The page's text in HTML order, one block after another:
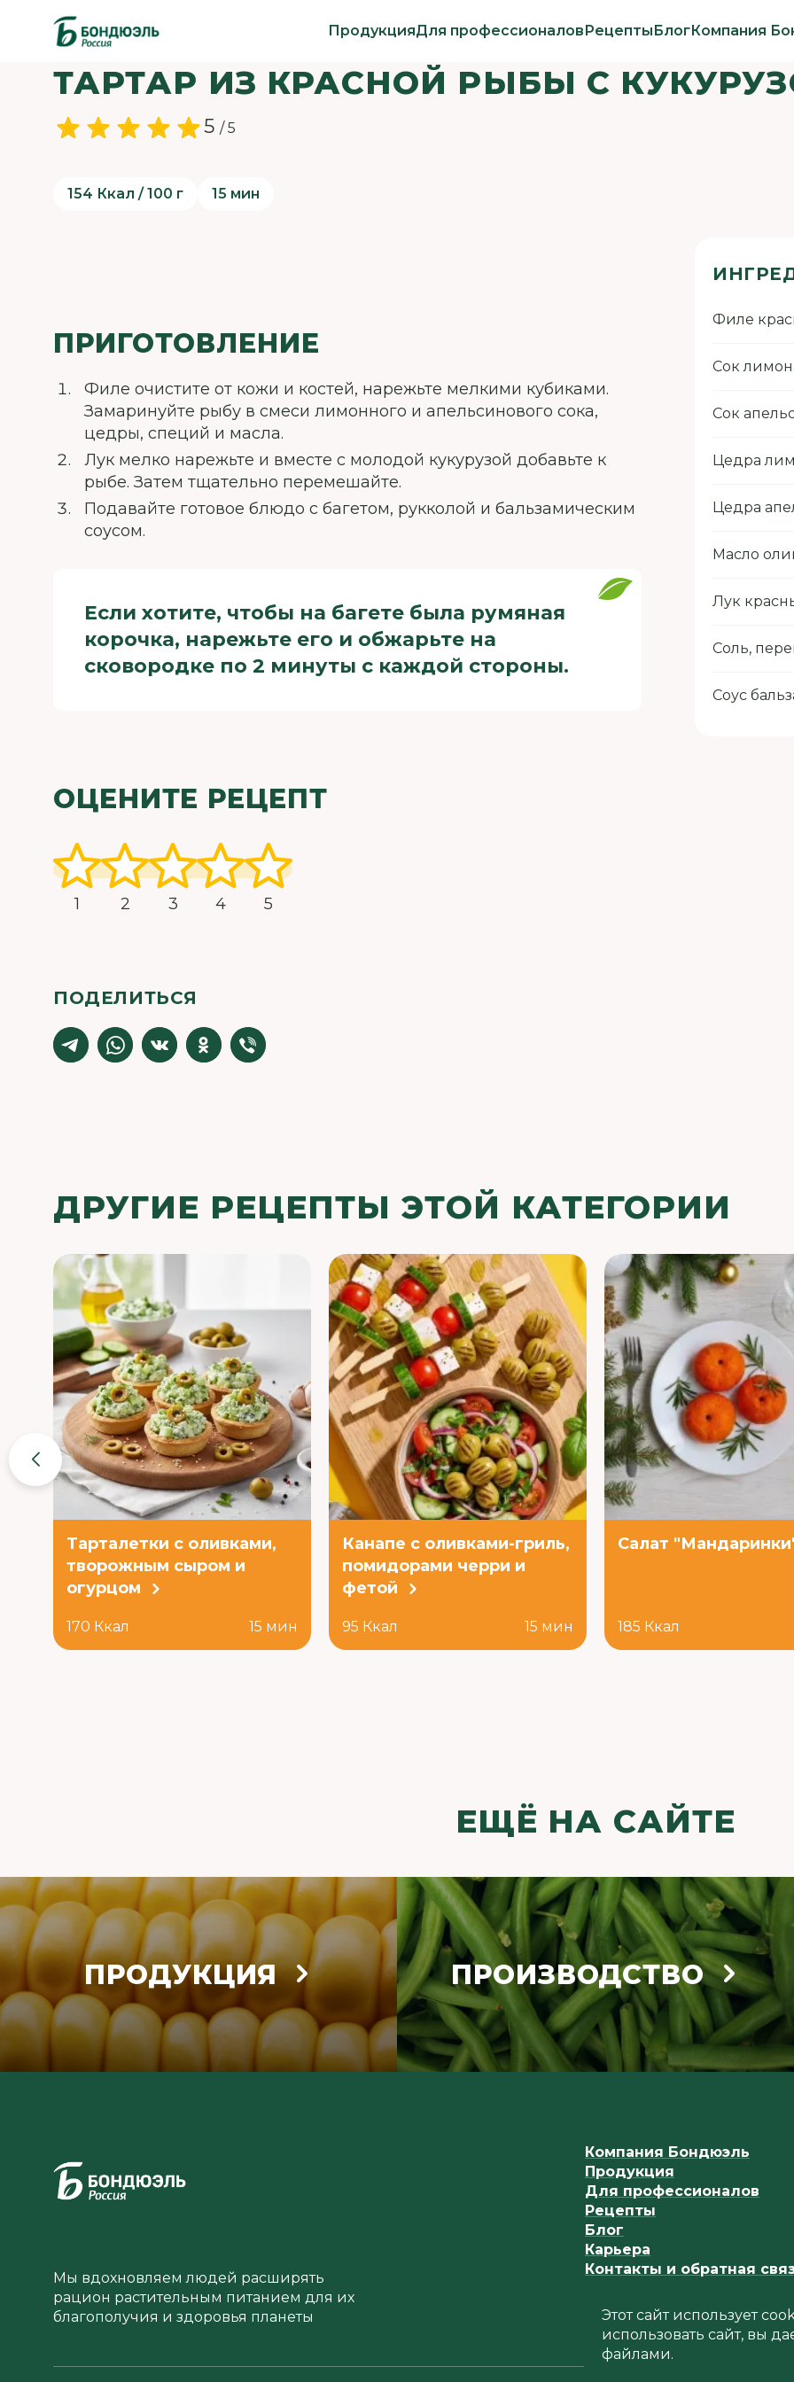
ПродукцияДля профессионаловРецептыБлогКомпания
ТАРТАР ИЗ КРАСНОЙ РЫБЫ С
5 / 5
154 Ккал / 100 г 15 мин
Филе
Сок
Сок
Цедра
Цедра
Масло
Лук
Соль,
Соус
ПРИГОТОВЛЕНИЕ
Филе очистите от кожи и костей, нарежьте мелкими кубиками.
Замаринуйте рыбу в смеси лимонного и апельсинового сока,
цедры, специй и масла.
Лук мелко нарежьте и вместе с молодой кукурузой добавьте к
рыбе. Затем тщательно перемешайте.
Подавайте готовое блюдо с багетом, рукколой и бальзамическим
соусом.
Если хотите, чтобы на багете была румяная
корочка, нарежьте его и обжарьте на
сковородке по 2 минуты с каждой стороны.
ОЦЕНИТЕ РЕЦЕПТ
1 2 3 4 5
ПОДЕЛИТЬСЯ
ДРУГИЕ РЕЦЕПТЫ ЭТОЙ КАТЕГОРИИ
Тарталетки с оливками,
творожным сыром и
огурцом
170 Ккал 15 мин
Канапе с оливками-гриль,
помидорами черри и
фетой
95 Ккал 15 мин
Салат
185 Ккал
ЕЩЁ НА САЙТЕ
ПРОДУКЦИЯ ПРОИЗВОДСТВО
Мы вдохновляем людей расширять
рацион растительным питанием для их
благополучия и здоровья планеты
Компания Бондюэль
Продукция
Для профессионалов
Рецепты
Блог
Карьера
Контакты и обратная
Этот сайт использует
использовать сайт, вы
файлами.